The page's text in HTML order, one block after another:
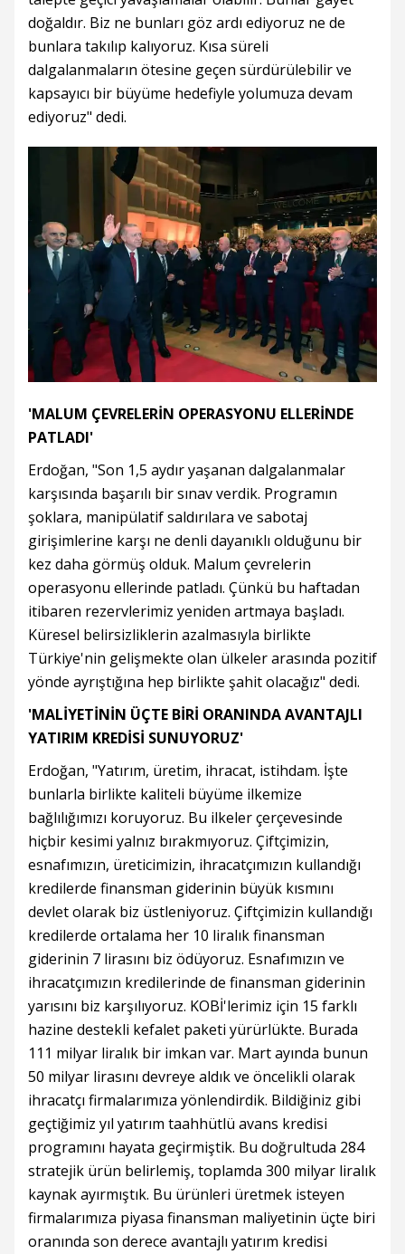
doğaldır. Biz ne bunları göz ardı ediyoruz ne de
bunlara takılıp kalıyoruz. Kısa süreli
dalgalanmaların ötesine geçen sürdürülebilir ve
kapsayıcı bir büyüme hedefiyle yolumuza devam
ediyoruz" dedi.
'MALUM ÇEVRELERİN OPERASYONU ELLERİNDE
PATLADI'
Erdoğan, "Son 1,5 aydır yaşanan dalgalanmalar
karşısında başarılı bir sınav verdik. Programın
şoklara, manipülatif saldırılara ve sabotaj
girişimlerine karşı ne denli dayanıklı olduğunu bir
kez daha görmüş olduk. Malum çevrelerin
operasyonu ellerinde patladı. Çünkü bu haftadan
itibaren rezervlerimiz yeniden artmaya başladı.
Küresel belirsizliklerin azalmasıyla birlikte
Türkiye'nin gelişmekte olan ülkeler arasında pozitif
yönde ayrıştığına hep birlikte şahit olacağız" dedi.
'MALİYETİNİN ÜÇTE BİRİ ORANINDA AVANTAJLI
YATIRIM KREDİSİ SUNUYORUZ'
Erdoğan, "Yatırım, üretim, ihracat, istihdam. İşte
bunlarla birlikte kaliteli büyüme ilkemize
bağlılığımızı koruyoruz. Bu ilkeler çerçevesinde
hiçbir kesimi yalnız bırakmıyoruz. Çiftçimizin,
esnafımızın, üreticimizin, ihracatçımızın kullandığı
kredilerde finansman giderinin büyük kısmını
devlet olarak biz üstleniyoruz. Çiftçimizin kullandığı
kredilerde ortalama her 10 liralık finansman
giderinin 7 lirasını biz ödüyoruz. Esnafımızın ve
ihracatçımızın kredilerinde de finansman giderinin
yarısını biz karşılıyoruz. KOBİ'lerimiz için 15 farklı
hazine destekli kefalet paketi yürürlükte. Burada
111 milyar liralık bir imkan var. Mart ayında bunun
50 milyar lirasını devreye aldık ve öncelikli olarak
ihracatçı firmalarımıza yönlendirdik. Bildiğiniz gibi
geçtiğimiz yıl yatırım taahhütlü avans kredisi
programını hayata geçirmiştik. Bu doğrultuda 284
stratejik ürün belirlemiş, toplamda 300 milyar liralık
kaynak ayırmıştık. Bu ürünleri üretmek isteyen
firmalarımıza piyasa finansman maliyetinin üçte biri
oranında son derece avantajlı yatırım kredisi